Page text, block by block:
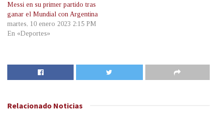
Messi en su primer partido tras
ganar el Mundial con Argentina
martes, 10 enero 2023 2:15 PM
En «Deportes»
Relacionado Noticias